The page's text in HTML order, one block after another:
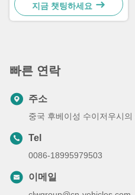
지금 챗팅하세요
빠른 연락
주소
중국 후베이성 수이저우시
Tel
0086-18995979503
이메일